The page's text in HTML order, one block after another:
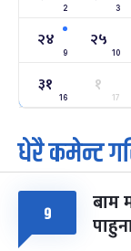
सोम फाल्गुन
२५
मंगल
ग्याल्पो
फाल्गुन २५,
७
आइत
पूर्णिमा व्रत
चैत्र ७,
८
चैत्र ८, २०८३
2 3
२४
9
२५
10
३१
16
१
17
धेरै कमेन्ट
९ बाम